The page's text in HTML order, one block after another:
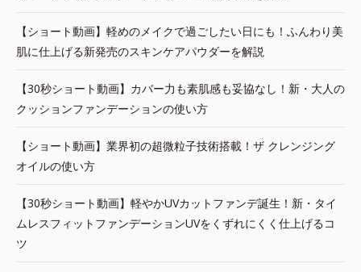
【ショート動画】軽めのメイクで過ごしたい日にも！ふんわり美
肌に仕上げる新発売のスキンケアパウダーを解説
【30秒ショート動画】カバー力も素肌感も妥協なし！新・大人の
クッションファンデーションの使い方
【ショート動画】業界初の超微粒子技術搭載！ザ クレンジング
オイルの使い方
【30秒ショート動画】軽やかUVカットファンデ誕生！新・タイ
ムレスフィットファンデーションUVをくずれにくく仕上げるコ
ツ